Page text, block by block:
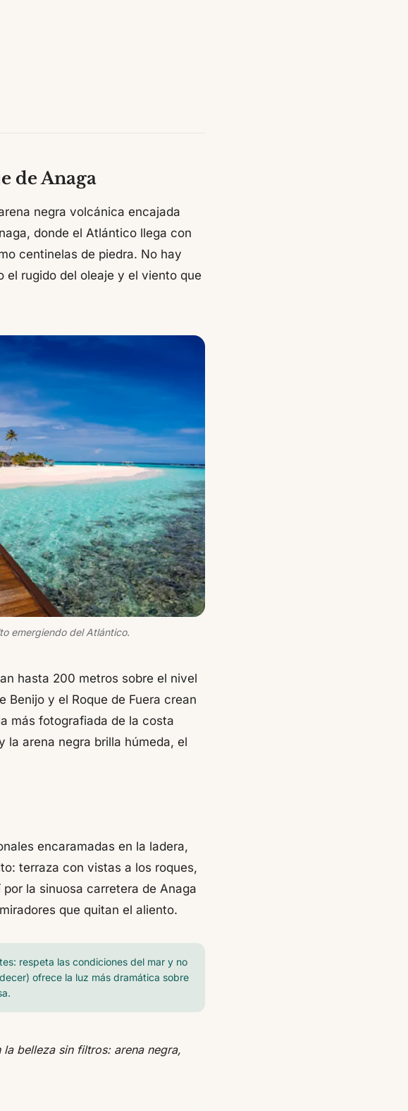
de Anaga
negra volcánica encajada
donde el Atlántico llega con
centinelas de piedra. No hay
el rugido del oleaje y el viento que
emergiendo del Atlántico.
hasta 200 metros sobre el nivel
Benijo y el Roque de Fuera crean
más fotografiada de la costa
la arena negra brilla húmeda, el
encaramadas en la ladera,
terraza con vistas a los roques,
la sinuosa carretera de Anaga
que quitan el aliento.
respeta las condiciones del mar y no
ofrece la luz más dramática sobre
belleza sin filtros: arena negra,